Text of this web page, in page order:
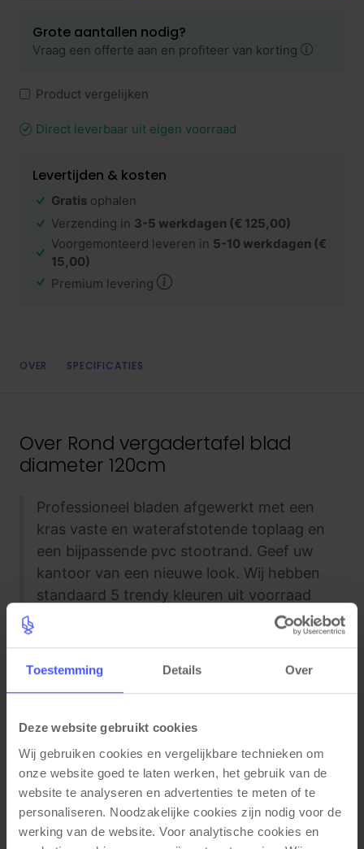
Toestemming Details Over
Deze website gebruikt cookies
Wij gebruiken cookies en vergelijkbare technieken om
onze website goed te laten werken, het gebruik van de
website te analyseren en advertenties te meten of te
personaliseren. Noodzakelijke cookies zijn nodig voor de
werking van de website. Voor analytische cookies en
Grote aantallen nodig?
Vraag een offerte aan en profiteer van korting
Product vergelijken
Direct leverbaar uit eigen voorraad
Levertijden & kosten
Gratis ophalen
Verzending in 3-5 werkdagen (€ 125,00)
Voorgemonteerd leveren in 5-10 werkdagen (€
15,00)
Premium levering
OVER SPECIFICATIES
Over Rond vergadertafel blad
diameter 120cm
Professioneel bladen afgewerkt met een
kras vaste en waterafstotende toplaag en
een bijpassende pvc stootrand. Geef uw
kantoor van een nieuwe look. Wij hebben
standaard 5 trendy kleuren uit voorraad
Specificaties
Kleuren
Bladkleuren: Eiken
Materiaal eigenschappen